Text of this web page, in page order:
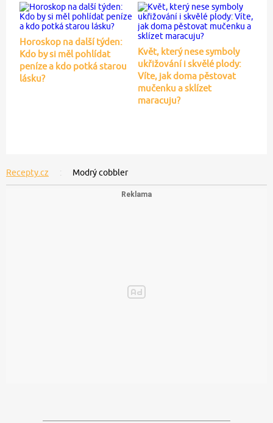
Horoskop na další týden:
Kdo by si měl pohlídat
peníze a kdo potká starou
lásku?
Květ, který nese symboly
ukřižování i skvělé plody:
Víte, jak doma pěstovat
mučenku a sklízet
maracuju?
Recepty.cz Modrý cobbler